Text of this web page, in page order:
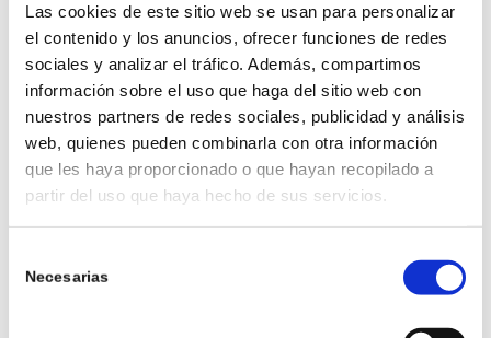
Las cookies de este sitio web se usan para personalizar
el contenido y los anuncios, ofrecer funciones de redes
sociales y analizar el tráfico. Además, compartimos
información sobre el uso que haga del sitio web con
nuestros partners de redes sociales, publicidad y análisis
web, quienes pueden combinarla con otra información
que les haya proporcionado o que hayan recopilado a
partir del uso que haya hecho de sus servicios.
Necesarias
para una comida tranquila frente al mar. El precio
medio está entre los 35-45€, dependiendo del
plato principal.
RESTAURANTE GLORIA